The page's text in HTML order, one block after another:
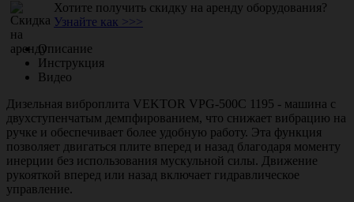
Хотите получить скидку на аренду оборудования?
Узнайте как >>>
Описание
Инструкция
Видео
Дизельная виброплита VEKTOR VPG-500C 1195 - машина с
двухступенчатым демпфированием, что снижает вибрацию на
ручке и обеспечивает более удобную работу. Эта функция
позволяет двигаться плите вперед и назад благодаря моменту
инерции без использования мускульной силы. Движение
рукояткой вперед или назад включает гидравлическое
управление.